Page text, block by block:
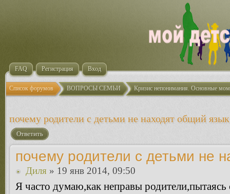
FAQ Регистрация Вход
Список форумов ВОПРОСЫ СЕМЬИ Кризис непонимания. Основные
почему родители с детьми не находят общий
Ответить
почему родители с детьми не
Диля » 19 янв 2014, 09:50
Я часто думаю,как неправы родители,пытаясь